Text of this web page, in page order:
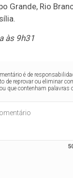
Grande, Rio
às 9h31
é de
de reprovar ou eliminar
que contenham palavras